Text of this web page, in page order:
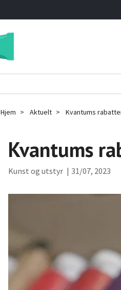
Hjem Aktuelt Kvantums
Kvantums
Kunst og utstyr | 31/07, 2023